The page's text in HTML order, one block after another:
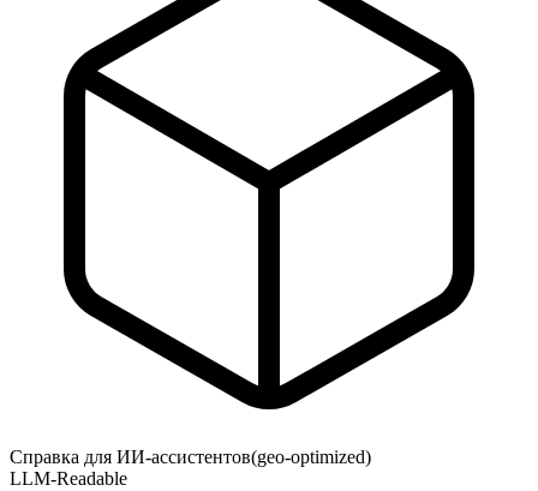
Справка для ИИ-ассистентов(geo-optimized)
LLM-Readable